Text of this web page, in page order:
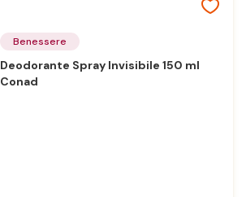
Benessere
Deodorante Spray Invisibile 150 ml
Conad